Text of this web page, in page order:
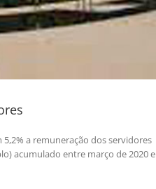
a remuneração dos servidores
acumulado entre março de 2020 e